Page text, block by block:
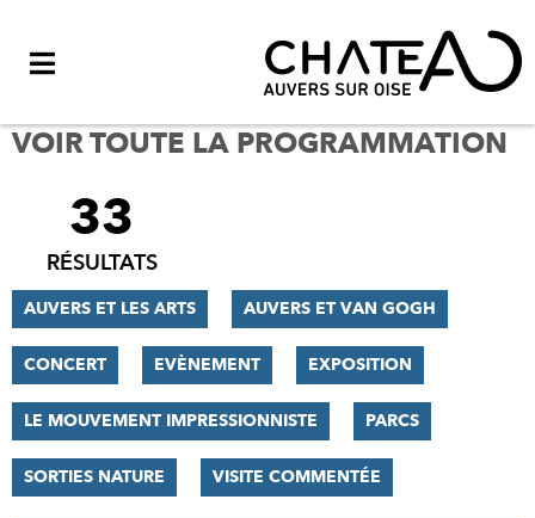
VOIR TOUTE LA PROGRAMMATION
FILTRER
RÉSULTATS
33
RÉSULTATS
AUVERS ET LES ARTS AUVERS ET VAN GOGH
CONCERT EVÈNEMENT EXPOSITION
LE MOUVEMENT IMPRESSIONNISTE PARCS
SORTIES NATURE VISITE COMMENTÉE